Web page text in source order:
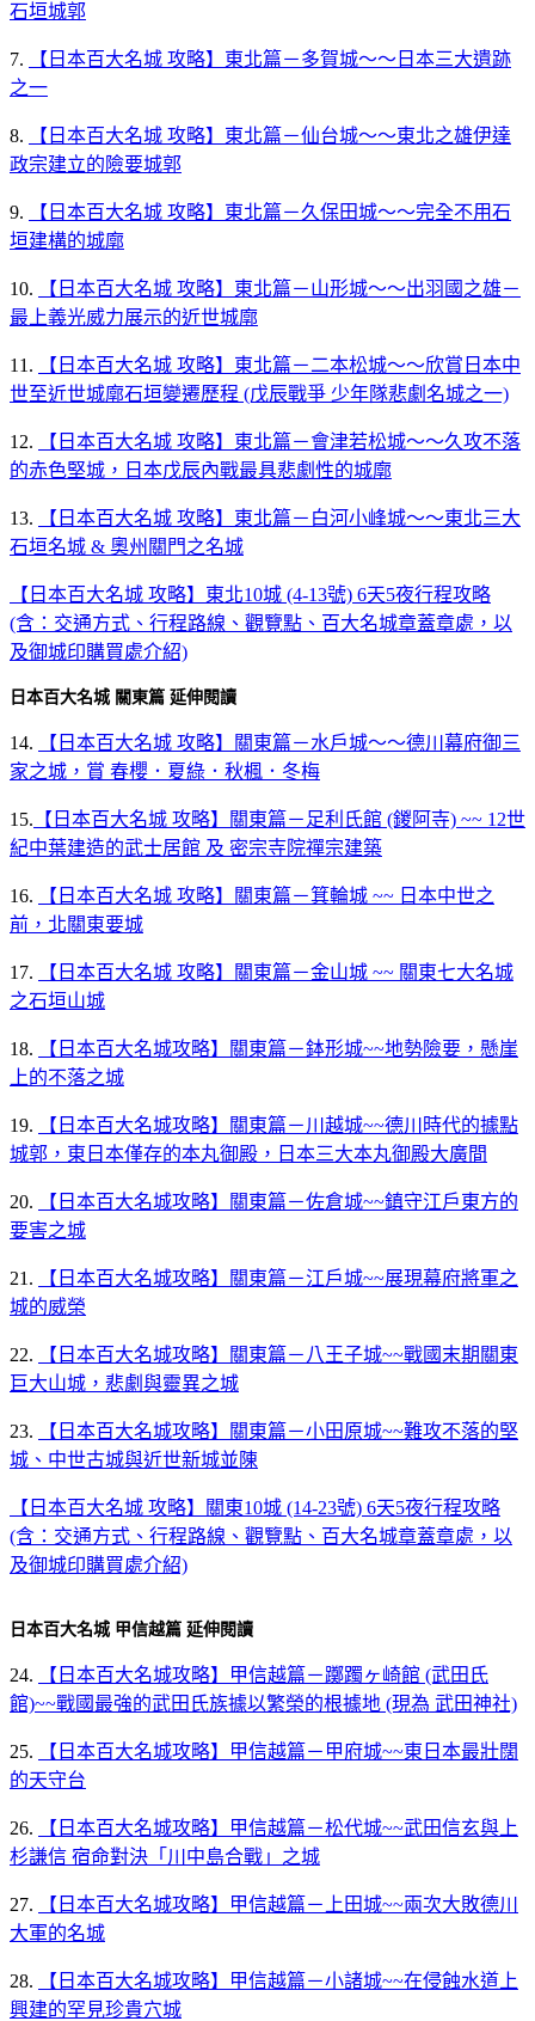
石垣城郭
7.
【日本百大名城 攻略】東北篇－多賀城～～日本三大遺跡
之一
8.
【日本百大名城 攻略】東北篇－仙台城～～東北之雄伊達
政宗建立的險要城郭
9.
【日本百大名城 攻略】東北篇－久保田城～～完全不用石
垣建構的城廓
10.
【日本百大名城 攻略】東北篇－山形城～～出羽國之雄－
最上義光威力展示的近世城廓
11.
【日本百大名城 攻略】東北篇－二本松城～～欣賞日本中
世至近世城廓石垣變遷歷程 (戊辰戰爭 少年隊悲劇名城之一)
12.
【日本百大名城 攻略】東北篇－會津若松城～～久攻不落
的赤色堅城，日本戊辰內戰最具悲劇性的城廓
13.
【日本百大名城 攻略】東北篇－白河小峰城～～東北三大
石垣名城 & 奧州關門之名城
【日本百大名城 攻略】東北10城 (4-13號) 6天5夜行程攻略
(含：交通方式、行程路線、觀覽點、百大名城章蓋章處，以
及御城印購買處介紹)
日本百大名城 關東篇 延伸閱讀
14.
【日本百大名城 攻略】關東篇－水戶城～～德川幕府御三
家之城，賞 春櫻．夏綠．秋楓．冬梅
15. 【日本百大名城 攻略】關東篇－足利氏館 (鍐阿寺) ~~ 12世
紀中葉建造的武士居館 及 密宗寺院禪宗建築
16.
【日本百大名城 攻略】關東篇－箕輪城 ~~ 日本中世之
前，北關東要城
17.
【日本百大名城 攻略】關東篇－金山城 ~~ 關東七大名城
之石垣山城
18.
【日本百大名城攻略】關東篇－鉢形城~~地勢險要，懸崖
上的不落之城
19.
【日本百大名城攻略】關東篇－川越城~~德川時代的據點
城郭，東日本僅存的本丸御殿，日本三大本丸御殿大廣間
20.
【日本百大名城攻略】關東篇－佐倉城~~鎮守江戶東方的
要害之城
21.
【日本百大名城攻略】關東篇－江戶城~~展現幕府將軍之
城的威榮
22.
【日本百大名城攻略】關東篇－八王子城~~戰國末期關東
巨大山城，悲劇與靈異之城
23.
【日本百大名城攻略】關東篇－小田原城~~難攻不落的堅
城、中世古城與近世新城並陳
【日本百大名城 攻略】關東10城 (14-23號) 6天5夜行程攻略
(含：交通方式、行程路線、觀覽點、百大名城章蓋章處，以
及御城印購買處介紹)
日本百大名城 甲信越篇 延伸閱讀
24.
【日本百大名城攻略】甲信越篇－躑躅ヶ崎館 (武田氏
館)~~戰國最強的武田氏族據以繁榮的根據地 (現為 武田神社)
25.
【日本百大名城攻略】甲信越篇－甲府城~~東日本最壯闊
的天守台
26.
【日本百大名城攻略】甲信越篇－松代城~~武田信玄與上
杉謙信 宿命對決「川中島合戰」之城
27.
【日本百大名城攻略】甲信越篇－上田城~~兩次大敗德川
大軍的名城
28.
【日本百大名城攻略】甲信越篇－小諸城~~在侵蝕水道上
興建的罕見珍貴穴城